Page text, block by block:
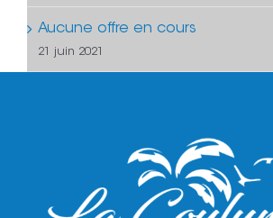
Aucune offre en cours
21 juin 2021